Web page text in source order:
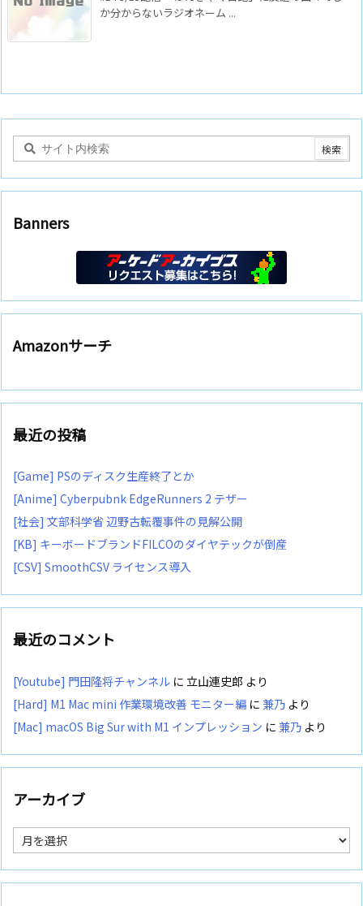
か分からないラジオネーム ...
Banners
Amazonサーチ
最近の投稿
[Game] PSのディスク生産終了とか
[Anime] Cyberpubnk EdgeRunners 2 テザー
[社会] 文部科学省 辺野古転覆事件の見解公開
[KB] キーボードブランドFILCOのダイヤテックが倒産
[CSV] SmoothCSV ライセンス導入
最近のコメント
[Youtube] 門田隆将チャンネル に 立山連史郎 より
[Hard] M1 Mac mini 作業環境改善 モニター編 に 兼乃 より
[Mac] macOS Big Sur with M1 インプレッション に 兼乃 より
アーカイブ
ア
ー
カ
イ